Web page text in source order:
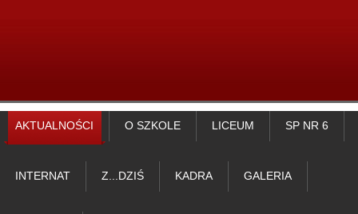
AKTUALNOŚCI O SZKOLE LICEUM SP NR 6
INTERNAT Z...DZIŚ KADRA GALERIA